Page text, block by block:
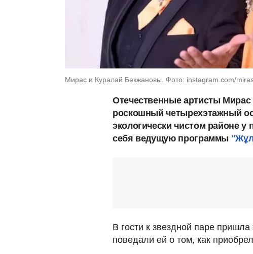
Мирас и Куралай Бекжановы. Фото: instagram.com/
Отечественные артисты
роскошный четырехэтажный
экологически чистом районе у
себя ведущую программы
В гости к звездной паре
поведали ей о том, как